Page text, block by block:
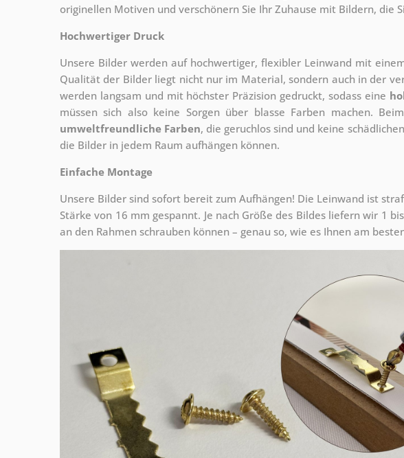
originellen Motiven und verschönern Sie Ihr Zuhause mit Bildern, die
Hochwertiger Druck
Unsere Bilder werden auf hochwertiger, flexibler Leinwand mit
Qualität der Bilder liegt nicht nur im Material, sondern auch in der
werden langsam und mit höchster Präzision gedruckt, sodass eine
müssen sich also keine Sorgen über blasse Farben machen.
umweltfreundliche Farben, die geruchlos sind und keine
die Bilder in jedem Raum aufhängen können.
Einfache Montage
Unsere Bilder sind sofort bereit zum Aufhängen! Die Leinwand ist
Stärke von 16 mm gespannt. Je nach Größe des Bildes liefern wir 1
an den Rahmen schrauben können – genau so, wie es Ihnen am